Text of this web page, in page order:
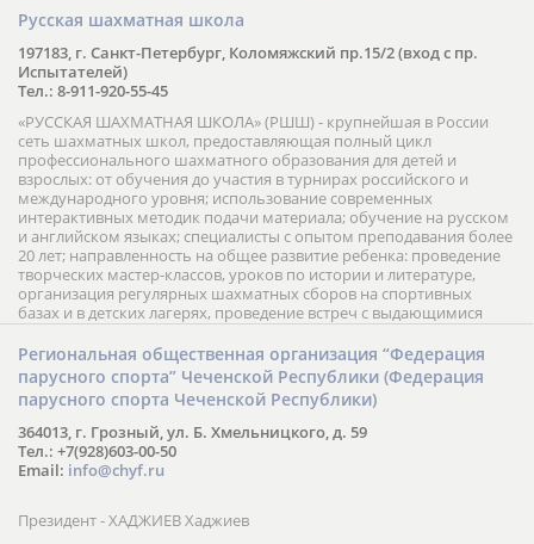
Русская шахматная школа
197183, г. Санкт-Петербург, Коломяжский пр.15/2 (вход с пр.
Испытателей)
Тел.: 8-911-920-55-45
«РУССКАЯ ШАХМАТНАЯ ШКОЛА» (РШШ) - крупнейшая в России
сеть шахматных школ, предоставляющая полный цикл
профессионального шахматного образования для детей и
взрослых: от обучения до участия в турнирах российского и
международного уровня; использование современных
интерактивных методик подачи материала; обучение на русском
и английском языках; специалисты с опытом преподавания более
20 лет; направленность на общее развитие ребенка: проведение
творческих мастер-классов, уроков по истории и литературе,
организация регулярных шахматных сборов на спортивных
базах и в детских лагерях, проведение встреч с выдающимися
шахматистами; корпоративное обучение; онлайн обучение в
форме вебинаров и индивидуальных занятий, круглые столы
российских и международных тренеров, организация фестивалей;
онлайн трансляция мероприятий и турниров.
Региональная общественная организация “Федерация
парусного спорта” Чеченской Республики (Федерация
парусного спорта Чеченской Республики)
364013, г. Грозный, ул. Б. Хмельницкого, д. 59
Тел.: +7(928)603-00-50
Email: info@chyf.ru
Президент - ХАДЖИЕВ Хаджиев